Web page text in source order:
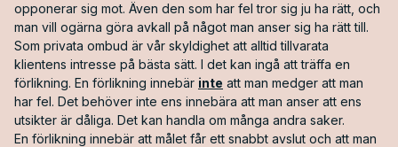
opponerar sig mot. Även den som har fel tror sig ju ha rätt, och
man vill ogärna göra avkall på något man anser sig ha rätt till.
Som privata ombud är vår skyldighet att alltid tillvarata
klientens intresse på bästa sätt. I det kan ingå att träffa en
förlikning. En förlikning innebär inte att man medger att man
har fel. Det behöver inte ens innebära att man anser att ens
utsikter är dåliga. Det kan handla om många andra saker.
En förlikning innebär att målet får ett snabbt avslut och att man